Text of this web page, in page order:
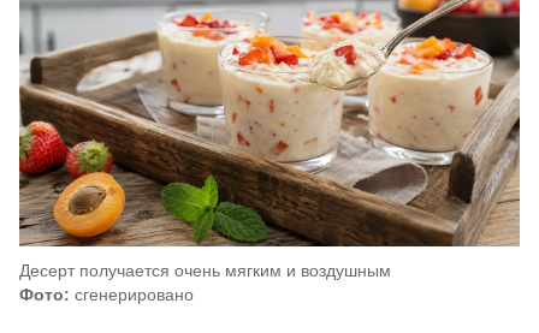
Десерт получается очень мягким и воздушным
Фото: сгенерировано